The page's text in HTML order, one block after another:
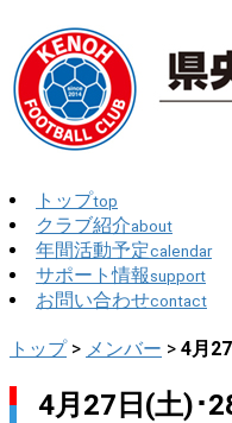
トップtop
クラブ紹介about
年間活動予定calendar
サポート情報 support
お問い合わせcontact
トップ> メンバー > 4月
4月27日(土)･